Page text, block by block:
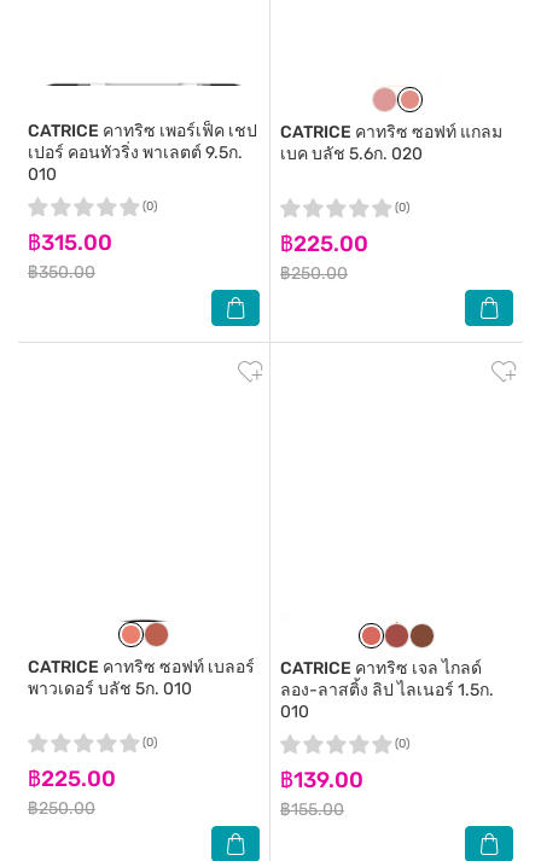
CATRICE คาทริซ เพอร์เฟ็ค เชป
เปอร์ คอนทัวริ่ง พาเลตต์ 9.5ก.
010
฿315.00
฿350.00
(0)
CATRICE คาทริซ ซอฟท์ แกลม
เบค บลัช 5.6ก. 020
฿225.00
฿250.00
(0)
CATRICE คาทริซ ซอฟท์ เบลอร์
พาวเดอร์ บลัช 5ก. 010
฿225.00
฿250.00
(0)
CATRICE คาทริซ เจล ไกลด์
ลอง-ลาสติ้ง ลิป ไลเนอร์ 1.5ก.
010
฿139.00
฿155.00
(0)